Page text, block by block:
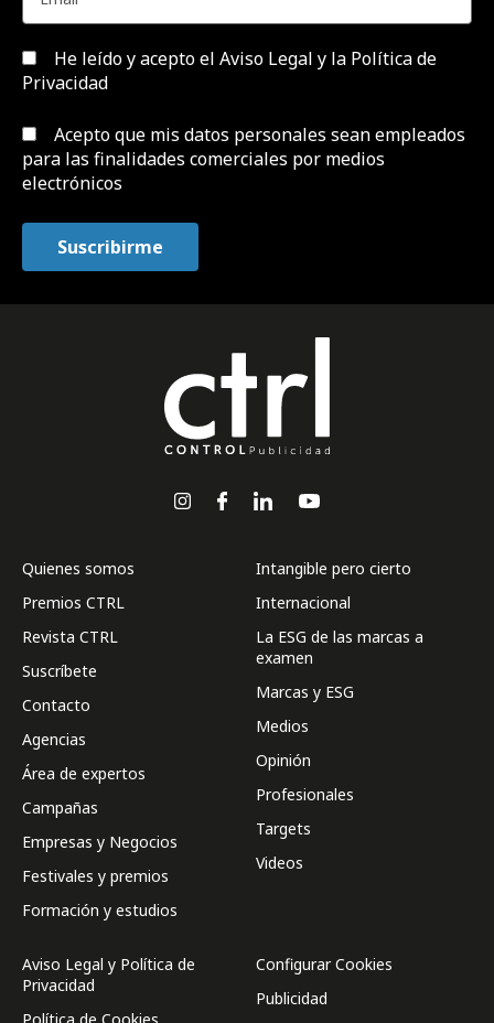
He leído y acepto el Aviso Legal y la Política de
Privacidad
Acepto que mis datos personales sean empleados
para las finalidades comerciales por medios
electrónicos
Quienes somos
Premios CTRL
Revista CTRL
Suscríbete
Contacto
Agencias
Área de expertos
Campañas
Empresas y Negocios
Festivales y premios
Formación y estudios
Intangible pero cierto
Internacional
La ESG de las marcas a
examen
Marcas y ESG
Medios
Opinión
Profesionales
Targets
Videos
Aviso Legal y Política de
Privacidad
Configurar Cookies
Publicidad